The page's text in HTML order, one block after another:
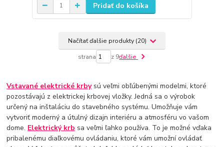
Pridať do košíka
Načítať ďalšie produkty (20)
strana z 9ďalšie
Vstavané elektrické krbysú veľmi obľúbenými modelmi, ktoré
pozostávajú z elektrickej krbovej vložky. Jedná sa o výrobok
určený na inštaláciu do stavebného systému. Umožňuje vám
vytvoriť moderný a útulný dizajn interiéru a atmosféru vo vašom
dome. Elektrický krb sa veľmi ľahko používa. To je možné vďaka
pribalenému diaľkovému ovládaniu, ktoré vám umožní ovládať